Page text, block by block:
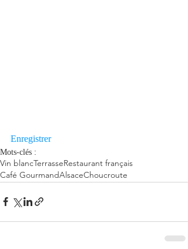
Enregistrer
Mots-clés :
Vin blancTerrasseRestaurant français
Café GourmandAlsaceChoucroute